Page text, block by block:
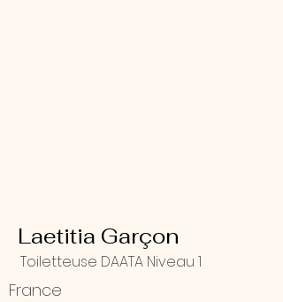
Laetitia Garçon
Toiletteuse DAATA Niveau 1
France